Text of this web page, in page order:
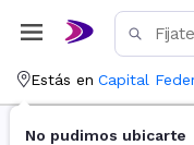
Estás en Capital
No pudimos ubicarte